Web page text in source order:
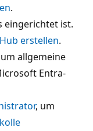
.
eingerichtet ist.
erstellen.
allgemeine
Entra-
, um